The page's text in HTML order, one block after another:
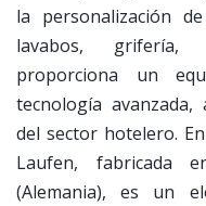
la personalización
lavabos, grifería,
proporciona un
tecnología avanzada,
del sector hotelero.
Laufen, fabricada
(Alemania), es un